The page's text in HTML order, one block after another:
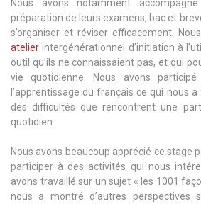
Nous avons notamment
préparation de leurs examens, bac et
s’organiser et réviser efficacement.
atelier intergénérationnel d’initiation à
outil qu’ils ne connaissaient pas, et qui
vie quotidienne. Nous avons
l’apprentissage du français ce qui nous
des difficultés que rencontrent une
quotidien.
Nous avons beaucoup apprécié ce stage
participer à des activités qui nous
avons travaillé sur un sujet « les 1001
nous a montré d’autres perspectives